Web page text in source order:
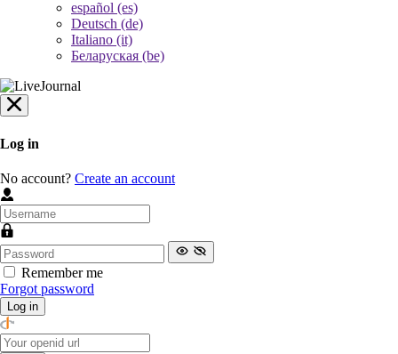
español (es)
Deutsch (de)
Italiano (it)
Беларуская (be)
Log in
No account? Create an account
Remember me
Forgot password
Log in